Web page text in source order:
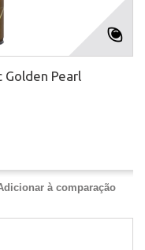
Golden Pearl
à comparação